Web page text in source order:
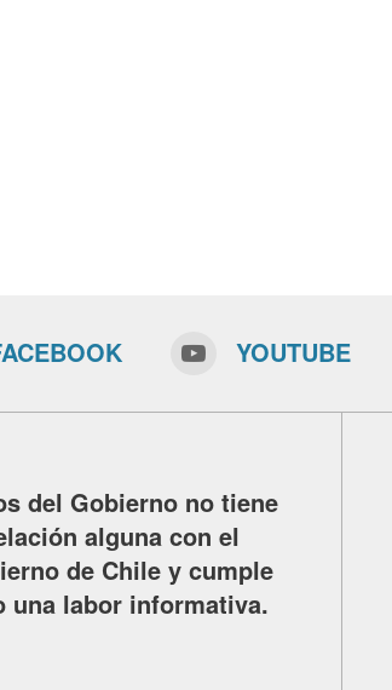
YOUTUBE
del Gobierno no tiene
alguna con el
de Chile y cumple
una labor informativa.